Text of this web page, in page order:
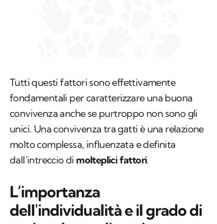
Tutti questi fattori sono effettivamente
fondamentali per caratterizzare una buona
convivenza anche se purtroppo non sono gli
unici. Una convivenza tra gatti è una relazione
molto complessa, influenzata e definita
dall’intreccio di molteplici fattori.
L’importanza
dell'individualità e il grado di